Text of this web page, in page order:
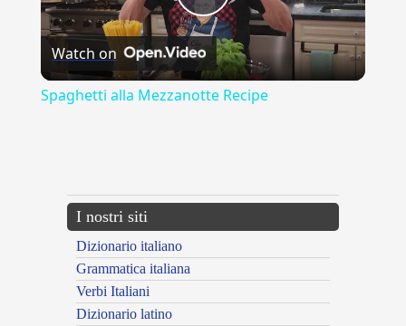
Play
Video
Watch on
Spaghetti alla Mezzanotte Recipe
I nostri siti
Dizionario italiano
Grammatica italiana
Verbi Italiani
Dizionario latino